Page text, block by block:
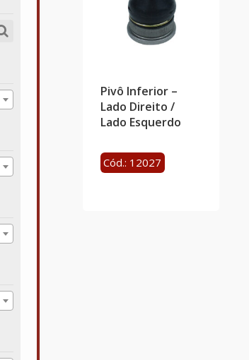
Pivô Inferior –
Lado Direito /
Lado Esquerdo
Cód.: 12027